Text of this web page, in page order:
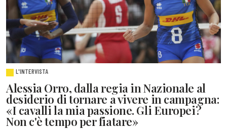
L'INTERVISTA
Alessia Orro, dalla regia in Nazionale al
desiderio di tornare a vivere in campagna:
«I cavalli la mia passione. Gli Europei?
Non c'è tempo per fiatare»